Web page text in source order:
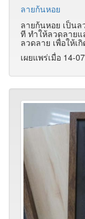
ลายก้นหอย
ลายก้นหอย เป็น
ที ทำให้ลวดลาย
ลวดลาย เพื่อให้เ
เผยแพร่เมื่อ 14-